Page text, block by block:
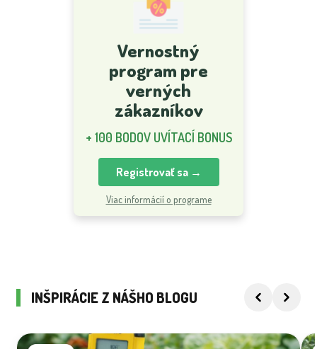
Vernostný
program pre
verných
zákazníkov
+ 100 BODOV UVÍTACÍ BONUS
Registrovať sa →
Viac informácií o programe
INŠPIRÁCIE Z NÁŠHO BLOGU